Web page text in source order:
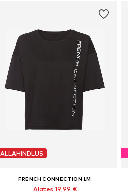
ALLAHINDLUS
FRENCH CONNECTION LM
Alates 19,99 €